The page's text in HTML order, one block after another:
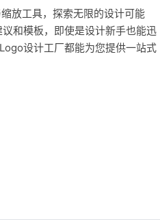
放工具，探索无限的设计可能
和模板，即使是设计新手也能迅
设计工厂都能为您提供一站式